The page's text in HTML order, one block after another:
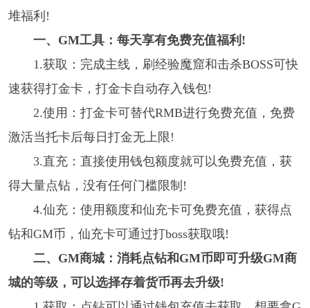
堆福利!
一、GM工具：每天享有免费充值福利!
1.获取：完成主线，刷经验魔窟和击杀BOSS可快
速获得打金卡，打金卡自动存入钱包!
2.使用：打金卡可替代RMB进行免费充值，免费
激活当托卡后每日打金无上限!
3.直充：直接使用钱包额度就可以免费充值，获
得大量点钻，没有任何门槛限制!
4.仙充：使用额度和仙充卡可免费充值，获得点
钻和GM币，仙充卡可通过打boss获取哦!
二、GM商城：消耗点钻和GM币即可升级GM商
城的等级，可以选择存着货币再去升级!